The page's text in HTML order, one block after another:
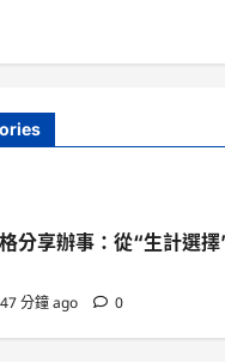
分享辦事：從“生計選
47 分鐘 ago 0